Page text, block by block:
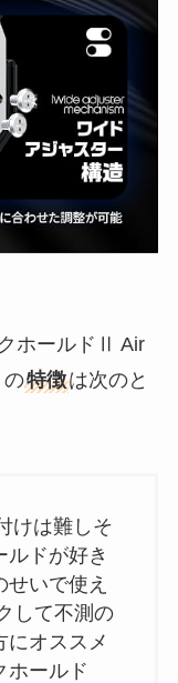
ホールドⅡ Air
の特徴は次のと
けは難しそ
ルドが好き
いで使え
して不測の
にオススメ
ホールド